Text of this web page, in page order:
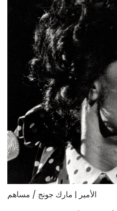
الأمير | مارك جونج / مساهم